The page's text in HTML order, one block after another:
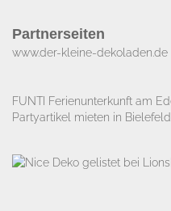
Partnerseiten
www.der-kleine-dekoladen.de​
FUNTI Ferienunterkunft am
Partyartikel mieten in Bielefeld